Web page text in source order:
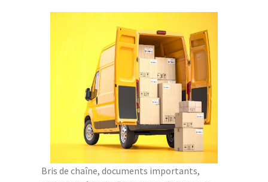
Bris de chaîne, documents importants,